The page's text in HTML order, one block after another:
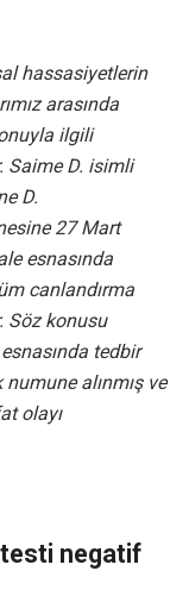
hassasiyetlerin
arasında
ilgili
Saime D. isimli
D.
27 Mart
esnasında
canlandırma
Söz konusu
tedbir
alınmış ve
olayı
testi negatif